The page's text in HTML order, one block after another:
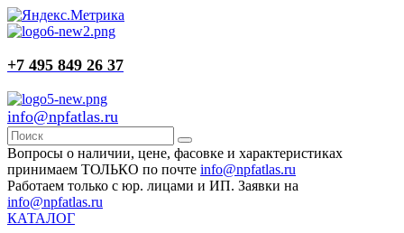
+7 495 849 26 37
info@npfatlas.ru
Вопросы о наличии, цене, фасовке и характеристиках
принимаем ТОЛЬКО по почте info@npfatlas.ru
Работаем только с юр. лицами и ИП. Заявки на
info@npfatlas.ru
КАТАЛОГ